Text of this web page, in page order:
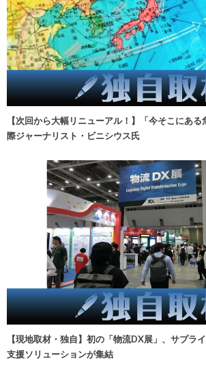
【次回から大幅リニューアル！】「今そこにあ
際ジャーナリスト・ビニシウス氏
【現地取材・独自】初の「物流DX展」、サプラ
支援ソリューションが集結